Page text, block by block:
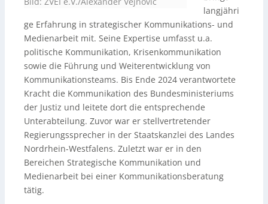
langjähri
ge Erfahrung in strategischer Kommunikations- und
Medienarbeit mit. Seine Expertise umfasst u.a.
politische Kommunikation, Krisenkommunikation
sowie die Führung und Weiterentwicklung von
Kommunikationsteams. Bis Ende 2024 verantwortete
Kracht die Kommunikation des Bundesministeriums
der Justiz und leitete dort die entsprechende
Unterabteilung. Zuvor war er stellvertretender
Regierungssprecher in der Staatskanzlei des Landes
Nordrhein-Westfalens. Zuletzt war er in den
Bereichen Strategische Kommunikation und
Medienarbeit bei einer Kommunikationsberatung
tätig.